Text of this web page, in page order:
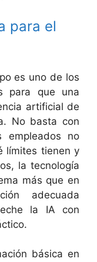
para el
es uno de los
para que una
artificial de
No basta con
empleados no
límites tienen y
la tecnología
más que en
adecuada
la IA con
básica en